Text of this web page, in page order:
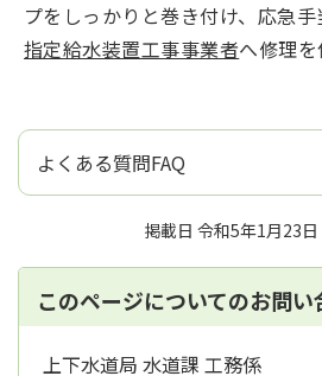
プをしっかりと巻き付け、応急手
指定給水装置工事事業者へ修理を
よくある質問FAQ
掲載日 令和5年1月23日
このページについてのお問い
上下水道局 水道課 工務係